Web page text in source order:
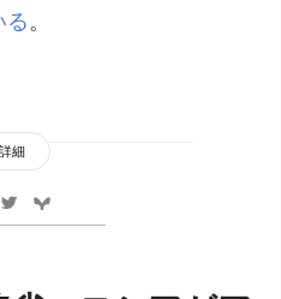
る。
詳細